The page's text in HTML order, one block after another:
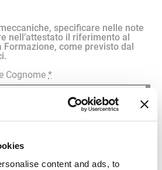
content and ads, to
specificare nelle note
nell’attestato il riferimento al
Formazione, come previsto dal
Cognome *